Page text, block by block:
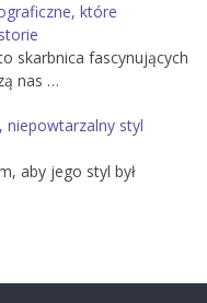
które
skarbnica fascynujących
nas …
niepowtarzalny styl
aby jego styl był